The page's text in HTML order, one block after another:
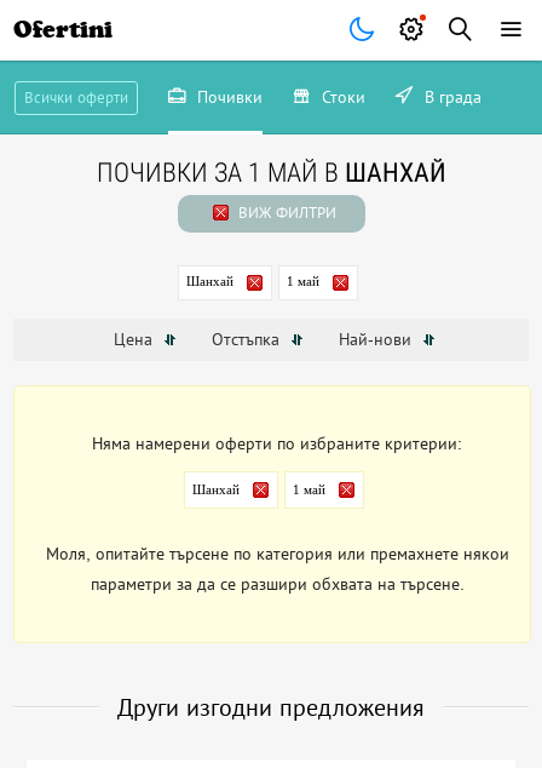
Ofertini
Всички оферти Почивки Стоки В града
ПОЧИВКИ ЗА 1 МАЙ В ШАНХАЙ
ВИЖ ФИЛТРИ
Шанхай 1 май
Цена Отстъпка Най-нови
Няма намерени оферти по избраните критерии:
Шанхай 1 май
Моля, опитайте търсене по категория или премахнете някои
параметри за да се разшири обхвата на търсене.
Други изгодни предложения